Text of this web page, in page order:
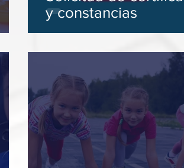
y constancias